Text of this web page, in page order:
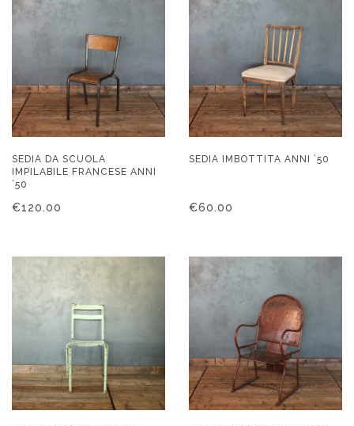
SEDIA DA SCUOLA
IMPILABILE FRANCESE ANNI
’50
€120.00
SEDIA IMBOTTITA ANNI ’50
€60.00